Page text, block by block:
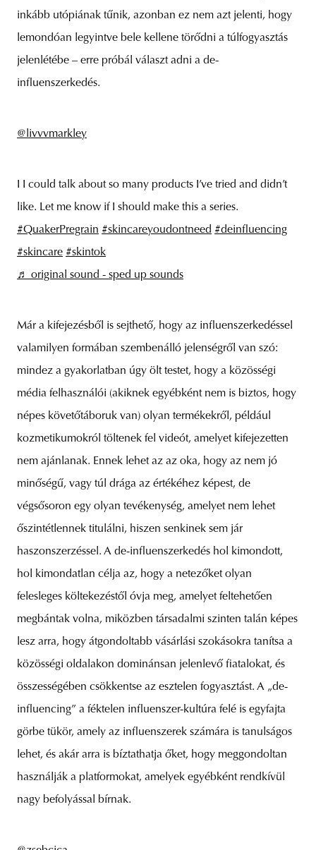
inkább utópiának tűnik, azonban ez nem azt jelenti, hogy
lemondóan legyintve bele kellene törődni a túlfogyasztás
jelenlétébe – erre próbál választ adni a de-
influenszerkedés.
@livvvmarkley
I I could talk about so many products I’ve tried and didn’t
like. Let me know if I should make this a series.
#QuakerPregrain #skincareyoudontneed #deinfluencing
#skincare #skintok
♬ original sound - sped up sounds
Már a kifejezésből is sejthető, hogy az influenszerkedéssel
valamilyen formában szembenálló jelenségről van szó:
mindez a gyakorlatban úgy ölt testet, hogy a közösségi
média felhasználói (akiknek egyébként nem is biztos, hogy
népes követőtáboruk van) olyan termékekről, például
kozmetikumokról töltenek fel videót, amelyet kifejezetten
nem ajánlanak. Ennek lehet az az oka, hogy az nem jó
minőségű, vagy túl drága az értékéhez képest, de
végsősoron egy olyan tevékenység, amelyet nem lehet
őszintétlennek titulálni, hiszen senkinek sem jár
haszonszerzéssel. A de-influenszerkedés hol kimondott,
hol kimondatlan célja az, hogy a netezőket olyan
felesleges költekezéstől óvja meg, amelyet feltehetően
megbántak volna, miközben társadalmi szinten talán képes
lesz arra, hogy átgondoltabb vásárlási szokásokra tanítsa a
közösségi oldalakon dominánsan jelenlevő fiatalokat, és
összességében csökkentse az esztelen fogyasztást. A „de-
influencing” a féktelen influenszer-kultúra felé is egyfajta
görbe tükör, amely az influenszerek számára is tanulságos
lehet, és akár arra is bíztathatja őket, hogy meggondoltan
használják a platformokat, amelyek egyébként rendkívül
nagy befolyással bírnak.